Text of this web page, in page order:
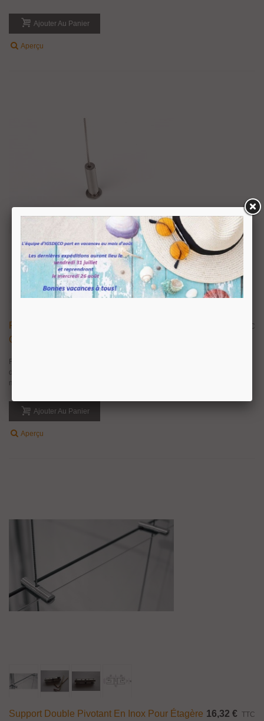
Ajouter Au Panier
Aperçu
Fixation Haute Ou Basse Droite En Inox Pour
Câble Ø 2.5 À 3 Mm
TTC
Fixation haute ou basse droite en inox aisi304 finition brossé pour câble
diamètre 2.5 mm à 3 mm. Fixation à visser au sol, au plafond ou contre un
mur.
Ajouter Au Panier
Aperçu
Support Double Pivotant En Inox Pour Étagère 16,32 € TTC